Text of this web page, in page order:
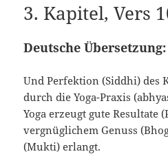
3. Kapitel, Vers
Deutsche Übersetzung:
Und Perfektion (Siddhi) des
durch die Yoga-Praxis
Yoga erzeugt gute Resultate
vergnüglichem Genuss
(Mukti) erlangt.